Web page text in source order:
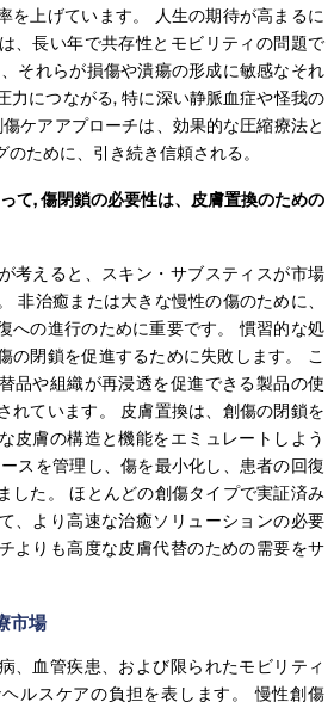
を上げています。 人生の期待が高まるに
、長い年で共存性とモビリティの問題で
それらが損傷や潰瘍の形成に敏感なそれ
力につながる, 特に深い静脈血症や怪我の
ケアアプローチは、効果的な圧縮療法と
ために、引き続き信頼される。
て, 傷閉鎖の必要性は、皮膚置換のための
考えると、スキン・サブスティスが市場
非治癒または大きな慢性の傷のために、
への進行のために重要です。 慣習的な処
の閉鎖を促進するために失敗します。 こ
品や組織が再浸透を促進できる製品の使
れています。 皮膚置換は、創傷の閉鎖を
皮膚の構造と機能をエミュレートしよう
スを管理し、傷を最小化し、患者の回復
した。 ほとんどの創傷タイプで実証済み
、より高速な治癒ソリューションの必要
よりも高度な皮膚代替のための需要をサ
市場
、血管疾患、および限られたモビリティ
ルスケアの負担を表します。 慢性創傷